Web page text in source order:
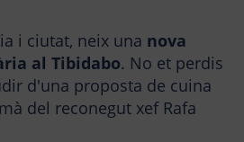
i ciutat, neix una nova
al Tibidabo. No et perdis
d'una proposta de cuina
del reconegut xef Rafa